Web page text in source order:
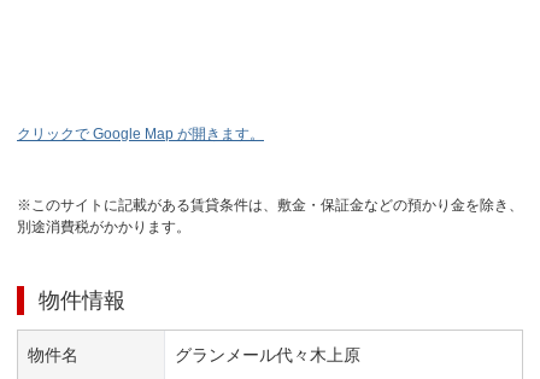
クリックで Google Map が開きます。
※このサイトに記載がある賃貸条件は、敷金・保証金などの預かり金を除き、
別途消費税がかかります。
物件情報
物件名 グランメール代々木上原